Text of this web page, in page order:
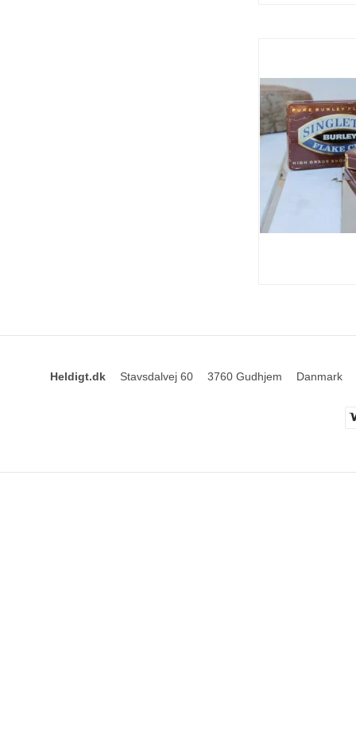
Heldigt.dk Stavsdalvej 60 3760 Gudhjem Danmark